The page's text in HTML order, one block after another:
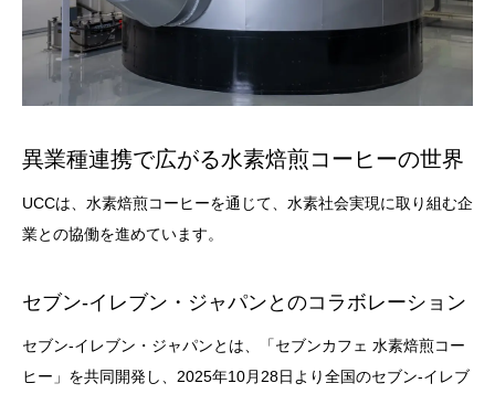
異業種連携で広がる水素焙煎コーヒーの世界
UCCは、水素焙煎コーヒーを通じて、水素社会実現に取り組む企
業との協働を進めています。
セブン-イレブン・ジャパンとのコラボレーション
セブン-イレブン・ジャパンとは、「セブンカフェ 水素焙煎コー
ヒー」を共同開発し、2025年10月28日より全国のセブン-イレブ